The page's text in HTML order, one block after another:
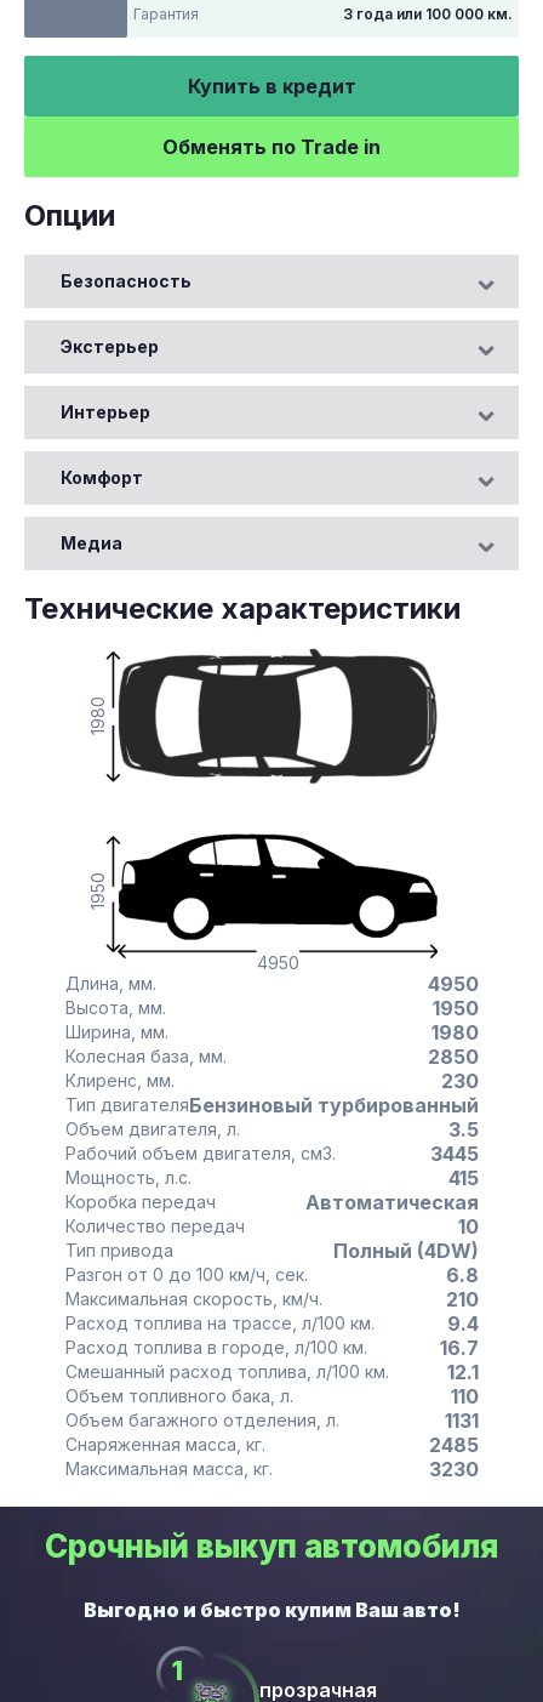
Гарантия 3 года или 100 000 км.
Купить в кредит
Обменять по Trade in
Опции
Безопасность
Экстерьер
Интерьер
Комфорт
Медиа
Технические характеристики
4950
1950
1980
Длина, мм. 4950
Высота, мм. 1950
Ширина, мм. 1980
Колесная база, мм. 2850
Клиренс, мм. 230
Тип двигателяБензиновый турбированный
Объем двигателя, л. 3.5
Рабочий объем двигателя, см3. 3445
Мощность, л.с. 415
Коробка передач Автоматическая
Количество передач 10
Тип привода Полный (4DW)
Разгон от 0 до 100 км/ч, сек. 6.8
Максимальная скорость, км/ч. 210
Расход топлива на трассе, л/100 км. 9.4
Расход топлива в городе, л/100 км. 16.7
Смешанный расход топлива, л/100 км. 12.1
Объем топливного бака, л. 110
Объем багажного отделения, л. 1131
Снаряженная масса, кг. 2485
Максимальная масса, кг. 3230
Срочный выкуп автомобиля
прозрачная